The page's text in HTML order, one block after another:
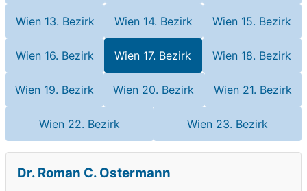
Wien 13. Bezirk Wien 14. Bezirk Wien 15. Bezirk
Wien 16. Bezirk Wien 17. Bezirk Wien 18. Bezirk
Wien 19. Bezirk Wien 20. Bezirk Wien 21. Bezirk
Wien 22. Bezirk Wien 23. Bezirk
Dr. Roman C. Ostermann